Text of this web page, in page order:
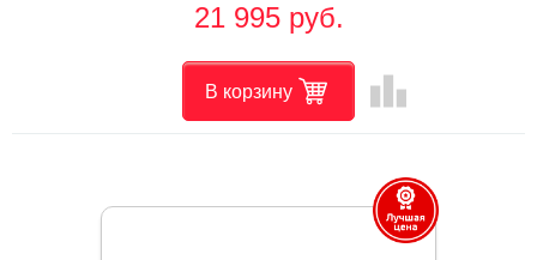
21 995 руб.
В корзину leaderboard